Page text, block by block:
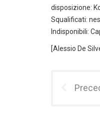
disposizione:
Squalificati:
Indisponibili:
[Alessio De